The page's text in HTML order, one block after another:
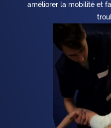
améliorer la mobilité et